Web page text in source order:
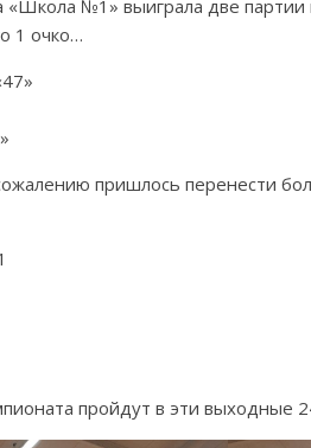
№1» выиграла две партии
1 очко…
пришлось перенести
пройдут в эти выходные